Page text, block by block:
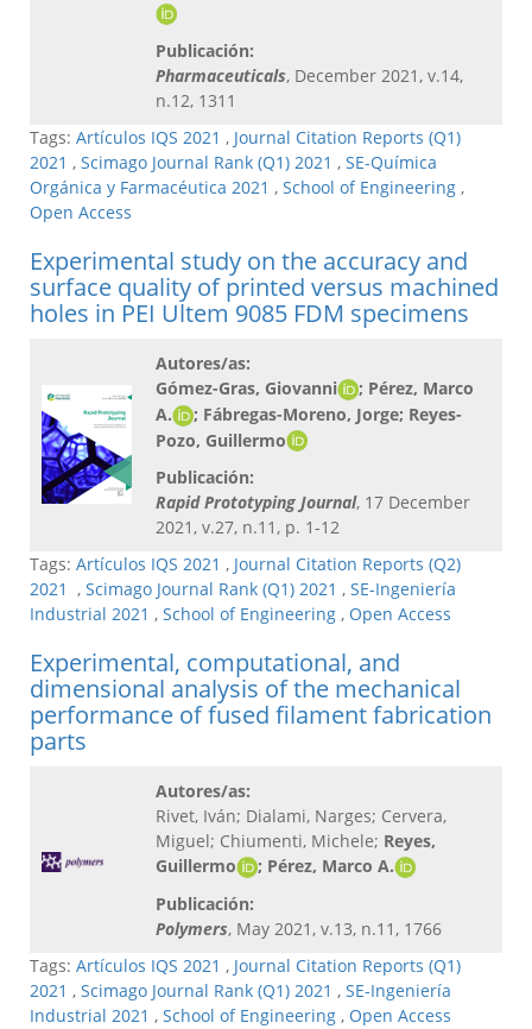
Publicación:
Pharmaceuticals, December 2021, v.14,
n.12, 1311
Tags: Artículos IQS 2021 , Journal Citation Reports (Q1)
2021 , Scimago Journal Rank (Q1) 2021 , SE-Química
Orgánica y Farmacéutica 2021 , School of Engineering ,
Open Access
Experimental study on the accuracy and
surface quality of printed versus machined
holes in PEI Ultem 9085 FDM specimens
Autores/as:
Gómez-Gras, Giovanni
; Pérez, Marco
A.
; Fábregas-Moreno, Jorge; Reyes-
Pozo, Guillermo
Publicación:
Rapid Prototyping Journal, 17 December
2021, v.27, n.11, p. 1-12
Tags: Artículos IQS 2021 , Journal Citation Reports (Q2)
2021 , Scimago Journal Rank (Q1) 2021 , SE-Ingeniería
Industrial 2021 , School of Engineering , Open Access
Experimental, computational, and
dimensional analysis of the mechanical
performance of fused filament fabrication
parts
Autores/as:
Rivet, Iván; Dialami, Narges; Cervera,
Miguel; Chiumenti, Michele; Reyes,
Guillermo
; Pérez, Marco A.​
Publicación:
Polymers, May 2021, v.13, n.11, 1766
Tags: Artículos IQS 2021 , Journal Citation Reports (Q1)
2021 , Scimago Journal Rank (Q1) 2021 , SE-Ingeniería
Industrial 2021 , School of Engineering , Open Access